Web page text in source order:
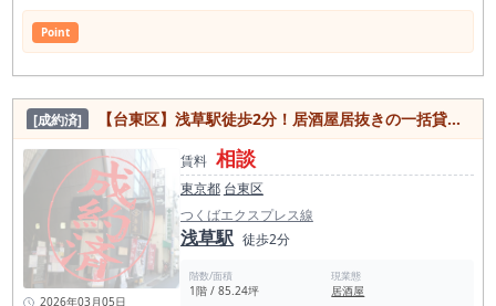
Point
[成約済] 【台東区】浅草駅徒歩2分！居酒屋居抜きの一括貸し店舗物件
2026年03月05日
賃料 相談
東京都 台東区
つくばエクスプレス線
浅草駅 徒歩2分
階数/面積
1階 / 85.24坪
現業態
居酒屋